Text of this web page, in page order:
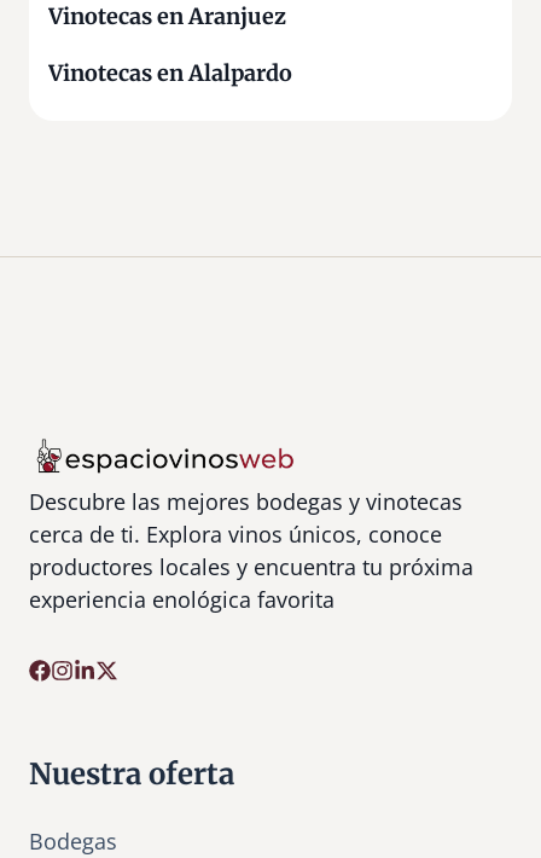
Vinotecas en Aranjuez
Vinotecas en Alalpardo
Descubre las mejores bodegas y vinotecas
cerca de ti. Explora vinos únicos, conoce
productores locales y encuentra tu próxima
experiencia enológica favorita
Nuestra oferta
Bodegas